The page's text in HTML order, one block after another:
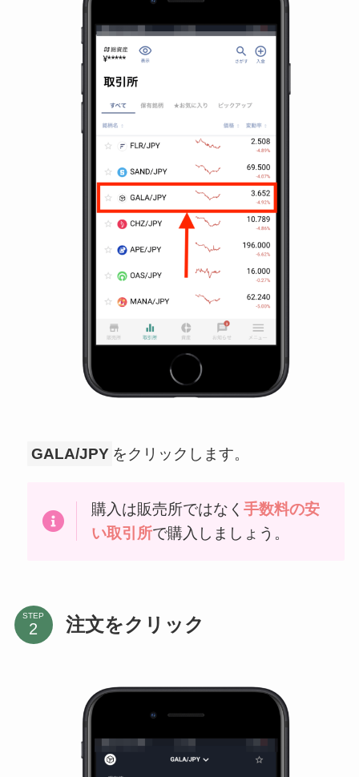
GALA/JPY をクリックします。
購入は販売所ではなく 手数料の安
い取引所で購入しましょう。
STEP 注文をクリック